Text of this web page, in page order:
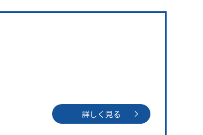
詳しく見る